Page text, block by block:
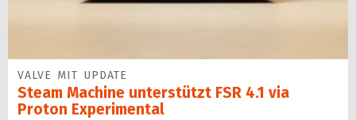
VALVE MIT UPDATE
Steam Machine unterstützt FSR 4.1 via
Proton Experimental